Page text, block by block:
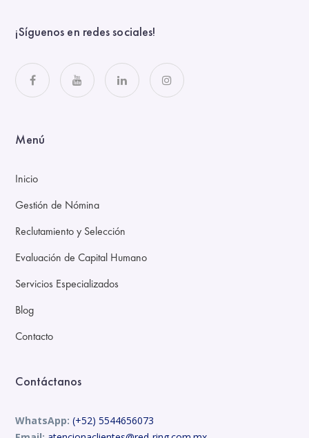
¡Síguenos en redes sociales!
Menú
Inicio
Gestión de Nómina
Reclutamiento y Selección
Evaluación de Capital Humano
Servicios Especializados
Blog
Contacto
Contáctanos
WhatsApp: (+52) 5544656073